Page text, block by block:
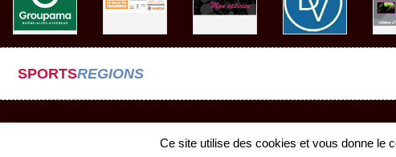
SPORTSREGIONS
Ce site utilise des cookies et vous donne le